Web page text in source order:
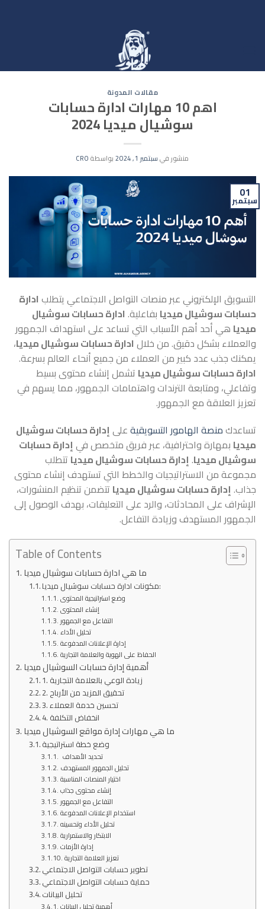
مقالات المدونة
اهم 10 مهارات ادارة حسابات
سوشيال ميديا 2024
منشور فيسبتمبر 1, 2024 بواسطةCRO
01
سبتمبر
التسويق الإلكتروني عبر منصات التواصل الاجتماعي يتطلب ادارة
حسابات سوشيال ميديا بفاعلية. ادارة حسابات سوشيال
ميديا هي أحد أهم الأسباب التي تساعد على استهداف الجمهور
والعملاء بشكل دقيق. من خلال ادارة حسابات سوشيال ميديا،
يمكنك جذب عدد كبير من العملاء من جميع أنحاء العالم بسرعة.
ادارة حسابات سوشيال ميديا تشمل إنشاء محتوى بسيط
وتفاعلي، ومتابعة الترندات واهتمامات الجمهور، مما يسهم في
تعزيز العلاقة مع الجمهور.
تساعدكمنصة الهامور التسويقيةعلى إدارة حسابات سوشيال
ميديا بمهارة واحترافية، عبر فريق متخصص في إدارة حسابات
سوشيال ميديا. إدارة حسابات سوشيال ميديا تتطلب
مجموعة من الاستراتيجيات والخطط التي تستهدف إنشاء محتوى
جذاب. إدارة حسابات سوشيال ميديا تتضمن تنظيم المنشورات،
الإشراف على المحادثات، والرد على التعليقات، بهدف الوصول إلى
الجمهور المستهدف وزيادة التفاعل.
Table of Contents
ما هي ادارة حسابات سوشيال ميديا
مكونات ادارة حسابات سوشيال ميديا:
وضع استراتيجية المحتوى
إنشاء المحتوى
التفاعل مع الجمهور
تحليل الأداء
إدارة الإعلانات المدفوعة
الحفاظ على الهوية والعلامة التجارية
أهمية إدارة حسابات السوشيال ميديا
1. زيادة الوعي بالعلامة التجارية
2. تحقيق المزيد من الأرباح
3. تحسين خدمة العملاء
4. انخفاض التكلفة
ما هي مهارات إدارة مواقع السوشيال ميديا
وضع خطة استراتيجية
تحديد الأهداف
تحليل الجمهور المستهدف
اختيار المنصات المناسبة
إنشاء محتوى جذاب
التفاعل مع الجمهور
استخدام الإعلانات المدفوعة
تحليل الأداء وتحسينه
الابتكار والاستمرارية
إدارة الأزمات
تعزيز العلامة التجارية
تطوير حسابات التواصل الاجتماعي
حماية حسابات التواصل الاجتماعي
تحليل البيانات